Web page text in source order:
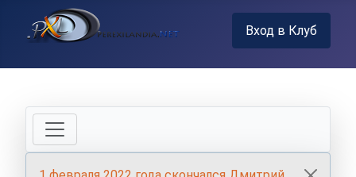
Вход в Клуб